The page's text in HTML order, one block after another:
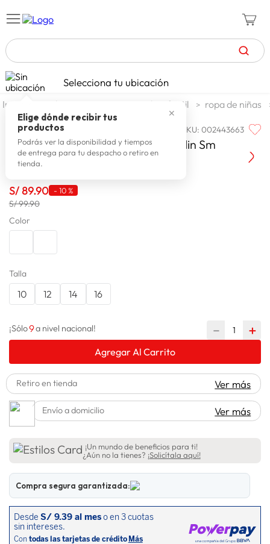
TÉRMINOS MÁS BUSCADOS
1. celulares
2. zapatillas mujer
3. zapatillas hombre
4. moda
6. tv
7.
10. lavadora
Selecciona tu ubicación
✕
Elige dónde recibir tus
productos
Podrás ver la disponibilidad y tiempos
de entrega para tu despacho o retiro en
tienda.
moda y accesorios moda infantil ropa de niñas
ONE STEP TOO SKU:002443663
One Step Too Chompa Ligera Teslin Sm
S/89.90 - 10 %
S/ 99.90
Color
Talla
10 12 14 16
¡Sólo9a nivel nacional! ＋
－
Agregar Al Carrito
Retiro en tienda Ver más
Envío a domicilio Ver más
¡Un mundo de beneficios para ti!
¿Aún no la tienes? ¡Solicítala aquí!
Compra segura garantizada: